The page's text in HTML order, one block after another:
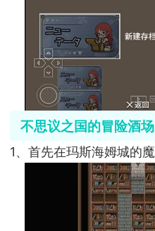
不思议之国的冒险酒
1、首先在玛斯海姆城的